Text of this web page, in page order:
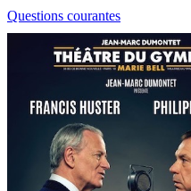
Questions courantes